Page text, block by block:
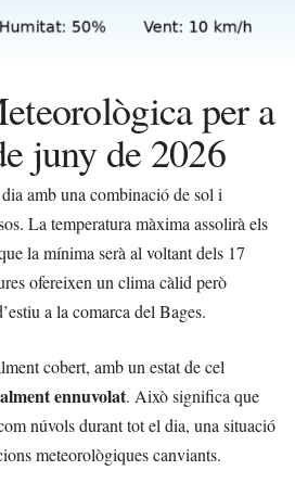
per a
juny de 2026
amb una combinació de sol i
La temperatura màxima assolirà els
la mínima serà al voltant dels 17
ofereixen un clima càlid però
a la comarca del Bages.
cobert, amb un estat de cel
ennuvolat. Això significa que
núvols durant tot el dia, una situació
meteorològiques canviants.